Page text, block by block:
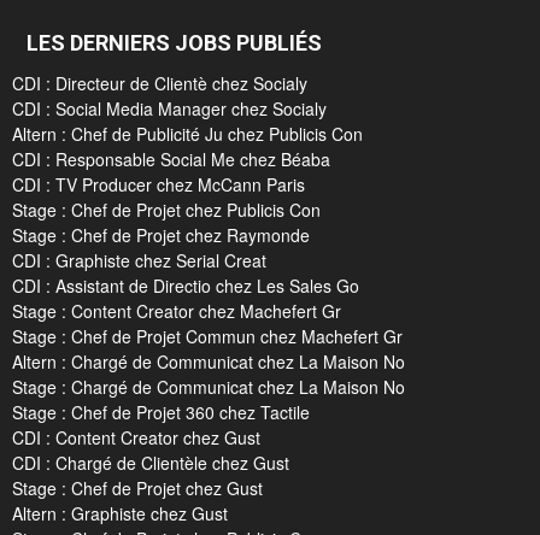
LES DERNIERS JOBS PUBLIÉS
CDI : Directeur de Clientè chez Socialy
CDI : Social Media Manager chez Socialy
Altern : Chef de Publicité Ju chez Publicis Con
CDI : Responsable Social Me chez Béaba
CDI : TV Producer chez McCann Paris
Stage : Chef de Projet chez Publicis Con
Stage : Chef de Projet chez Raymonde
CDI : Graphiste chez Serial Creat
CDI : Assistant de Directio chez Les Sales Go
Stage : Content Creator chez Machefert Gr
Stage : Chef de Projet Commun chez Machefert Gr
Altern : Chargé de Communicat chez La Maison No
Stage : Chargé de Communicat chez La Maison No
Stage : Chef de Projet 360 chez Tactile
CDI : Content Creator chez Gust
CDI : Chargé de Clientèle chez Gust
Stage : Chef de Projet chez Gust
Altern : Graphiste chez Gust